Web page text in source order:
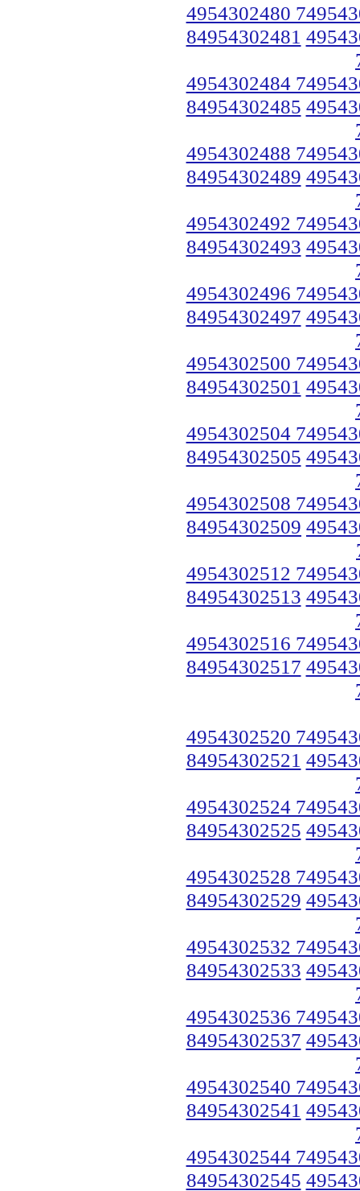
4954302480
84954302481
4954302484
84954302485
4954302488
84954302489
4954302492
84954302493
4954302496
84954302497
4954302500
84954302501
4954302504
84954302505
4954302508
84954302509
4954302512
84954302513
4954302516
84954302517
4954302520
84954302521
4954302524
84954302525
4954302528
84954302529
4954302532
84954302533
4954302536
84954302537
4954302540
84954302541
4954302544
84954302545